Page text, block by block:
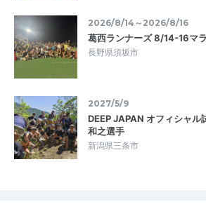
2026/8/14～2026/8/16
葛西ランナーズ 8/14-16マ
長野県須坂市
2027/5/9
DEEP JAPAN オフィシャ
和之選手
新潟県三条市